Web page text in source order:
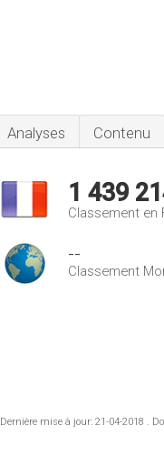
Analyses Contenu
1 439
Classement en
--
Classement
Dernière mise à jour: 21-04-2018 .